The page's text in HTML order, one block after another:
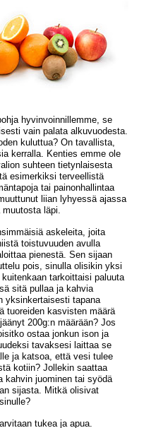
hyvinvoinnillemme, se
vain palata alkuvuodesta.
kuluttua? On tavallista,
kerralla. Kenties emme ole
suhteen tietynlaisesta
esimerkiksi terveellistä
tai painonhallintaa
liian lyhyessä ajassa
läpi.
askeleita, joita
toistuvuuden avulla
pienestä. Sen sijaan
pois, sinulla olisikin yksi
tarkoittaisi paluuta
sitä pullaa ja kahvia
yksinkertaisesti tapana
tuoreiden kasvisten määrä
200g:n määrään? Jos
ostaa jonkun ison ja
tavaksesi laittaa se
ja katsoa, että vesi tulee
kotiin? Jollekin saattaa
kahvin juominen tai syödä
sijasta. Mitkä olisivat
tukea ja apua.